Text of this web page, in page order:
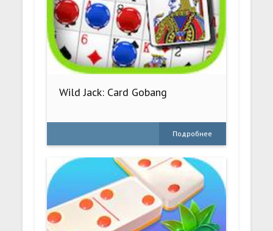
Wild Jack: Card Gobang
Подробнее